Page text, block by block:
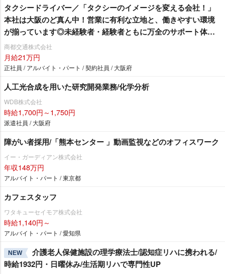
タクシードライバー／「タクシーのイメージを変える会社！」
本社は大阪のど真ん中！営業に有利な立地と、働きやすい環境
が揃っています◎未経験者・経験者ともに万全のサポート体制
でお待ちしております！
商都交通株式会社
月給21万円
正社員 / アルバイト・パート / 契約社員 / 大阪府
人工光合成を用いた研究開発業務/化学分析
WDB株式会社
時給1,700円～1,750円
派遣社員 / 大阪府
障がい者採用/「熊本センター 」動画監視などのオフィスワーク
イー・ガーディアン株式会社
年収148万円
アルバイト・パート / 東京都
カフェスタッフ
ワタキューセイモア株式会社
時給1,140円～
アルバイト・パート / 愛知県
NEW
介護老人保健施設の理学療法士/認知症リハに携われる/
時給1932円・日曜休み/生活期リハで専門性UP